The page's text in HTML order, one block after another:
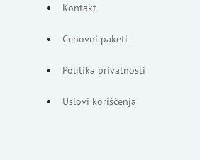
Kontakt
Cenovni paketi
Politika privatnosti
Uslovi korišćenja